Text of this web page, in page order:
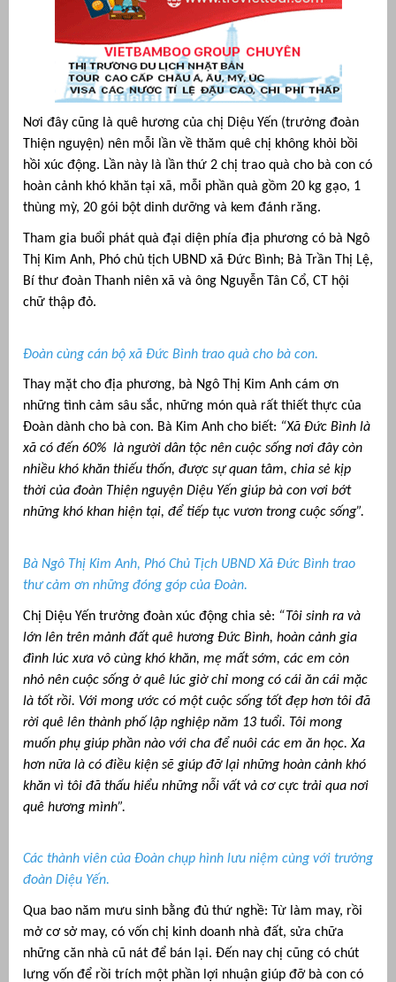
Nơi đây cũng là quê hương của chị Diệu Yến (trưởng đoàn
Thiện nguyện) nên mỗi lần về thăm quê chị không khỏi bồi
hồi xúc động. Lần này là lần thứ 2 chị trao quà cho bà con có
hoàn cảnh khó khăn tại xã, mỗi phần quà gồm 20 kg gạo, 1
thùng mỳ, 20 gói bột dinh dưỡng và kem đánh răng.
Tham gia buổi phát quà đại diện phía địa phương có bà Ngô
Thị Kim Anh, Phó chủ tịch UBND xã Đức Bình; Bà Trần Thị Lệ,
Bí thư đoàn Thanh niên xã và ông Nguyễn Tân Cổ, CT hội
chữ thập đỏ.
Đoàn cùng cán bộ xã Đức Bình trao quà cho bà con.
Thay mặt cho địa phương, bà Ngô Thị Kim Anh cám ơn
những tình cảm sâu sắc, những món quà rất thiết thực của
Đoàn dành cho bà con. Bà Kim Anh cho biết: “Xã Đức Bình là
xã có đến 60% là người dân tộc nên cuộc sống nơi đây còn
nhiều khó khăn thiếu thốn, được sự quan tâm, chia sẻ kịp
thời của đoàn Thiện nguyện Diệu Yến giúp bà con vơi bớt
những khó khan hiện tại, để tiếp tục vươn trong cuộc sống”.
Bà Ngô Thị Kim Anh, Phó Chủ Tịch UBND Xã Đức Bình trao
thư cảm ơn những đóng góp của Đoàn.
Chị Diệu Yến trưởng đoàn xúc động chia sẻ: “Tôi sinh ra và
lớn lên trên mảnh đất quê hương Đức Bình, hoàn cảnh gia
đình lúc xưa vô cùng khó khăn, mẹ mất sớm, các em còn
nhỏ nên cuộc sống ở quê lúc giờ chỉ mong có cái ăn cái mặc
là tốt rồi. Với mong ước có một cuộc sống tốt đẹp hơn tôi đã
rời quê lên thành phố lập nghiệp năm 13 tuổi. Tôi mong
muốn phụ giúp phần nào với cha để nuôi các em ăn học. Xa
hơn nữa là có điều kiện sẽ giúp đỡ lại những hoàn cảnh khó
khăn vì tôi đã thấu hiểu những nỗi vất vả cơ cực trải qua nơi
quê hương mình”.
Các thành viên của Đoàn chụp hình lưu niệm cùng với trưởng
đoàn Diệu Yến.
Qua bao năm mưu sinh bằng đủ thứ nghề: Từ làm may, rồi
mở cơ sở may, có vốn chị kinh doanh nhà đất, sửa chữa
những căn nhà cũ nát để bán lại. Đến nay chị cũng có chút
lưng vốn để rồi trích một phần lợi nhuận giúp đỡ bà con có